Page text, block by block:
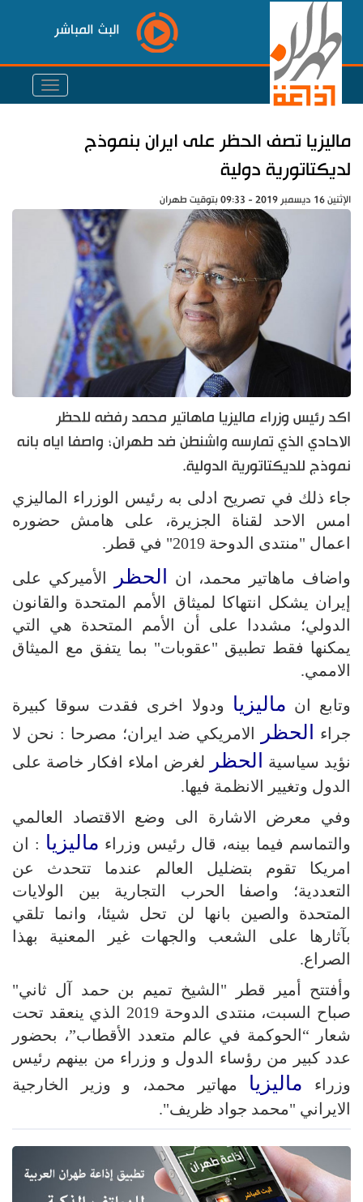
البث المباشر
ماليزيا تصف الحظر على ايران بنموذج
لديكتاتورية دولية
الإثنين 16 ديسمبر 2019 - 09:33 بتوقيت طهران
اكد رئيس وزراء ماليزيا ماهاتير محمد رفضه للحظر
الاحادي الذي تمارسه واشنطن ضد طهران؛ واصفا اياه بانه
نموذج للديكتاتورية الدولية.
جاء ذلك في تصريح ادلى به رئيس الوزراء الماليزي
امس الاحد لقناة الجزيرة، على هامش حضوره
اعمال "منتدى الدوحة 2019" في قطر.
واضاف ماهاتير محمد، ان
الحظر
الأميركي على
إيران يشكل انتهاكا لميثاق الأمم المتحدة والقانون
الدولي؛ مشددا على أن الأمم المتحدة هي التي
يمكنها فقط تطبيق "عقوبات" بما يتفق مع الميثاق
الاممي.
وتابع ان ماليزيا
ودولا اخرى فقدت سوقا كبيرة
جراء
الحظر
الامريكي ضد ايران؛ مصرحا : نحن لا
نؤيد سياسية
الحظر
لغرض املاء افكار خاصة على
الدول وتغيير الانظمة فيها.
وفي معرض الاشارة الى وضع الاقتصاد العالمي
والتماسم فيما بينه، قال رئيس وزراء ماليزيا : ان
امريكا تقوم بتضليل العالم عندما تتحدث عن
التعددية؛ واصفا الحرب التجارية بين الولايات
المتحدة والصين بانها لن تحل شيئا، وانما تلقي
بآثارها على الشعب والجهات غير المعنية بهذا
الصراع.
وأفتتح أمير قطر "الشيخ تميم بن حمد آل ثاني"
صباح السبت، منتدى الدوحة 2019 الذي ينعقد تحت
شعار “الحوكمة في عالم متعدد الأقطاب”، بحضور
عدد كبير من رؤساء الدول و وزراء من بينهم رئيس
وزراء ماليزيا مهاتير محمد، و وزير الخارجية
الايراني "محمد جواد ظريف".